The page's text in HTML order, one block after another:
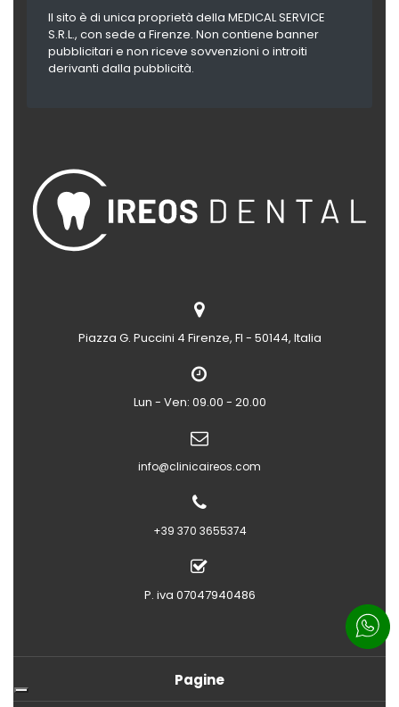
Il sito è di unica proprietà della MEDICAL SERVICE
S.R.L., con sede a Firenze. Non contiene banner
pubblicitari e non riceve sovvenzioni o introiti
derivanti dalla pubblicità.
Piazza G. Puccini 4 Firenze, FI - 50144, Italia
Lun - Ven: 09.00 - 20.00
info@clinicaireos.com
+39 370 3655374
P. iva 07047940486
Pagine